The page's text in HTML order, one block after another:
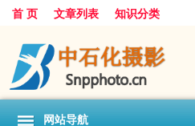
首 页 文章列表 知识分类
网站导航